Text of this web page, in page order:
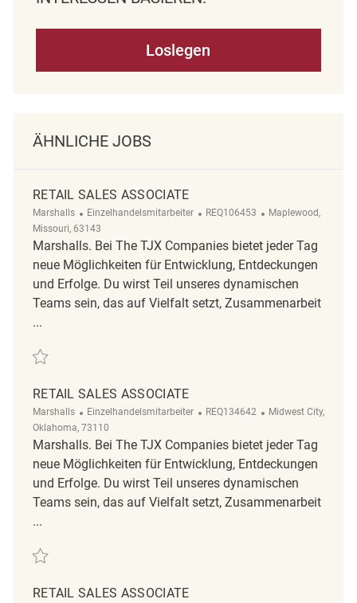
Loslegen
ÄHNLICHE JOBS
RETAIL SALES ASSOCIATE
Marshalls Kategorie
Einzelhandelsmitarbeiter ReqId
REQ106453 Ort
Maplewood,
Missouri, 63143
Marshalls. Bei The TJX Companies bietet jeder Tag
neue Möglichkeiten für Entwicklung, Entdeckungen
und Erfolge. Du wirst Teil unseres dynamischen
Teams sein, das auf Vielfalt setzt, Zusammenarbeit
...
Retten Retail Sales Associate REQ106453
RETAIL SALES ASSOCIATE
Marshalls Kategorie
Einzelhandelsmitarbeiter ReqId
REQ134642 Ort
Midwest City,
Oklahoma, 73110
Marshalls. Bei The TJX Companies bietet jeder Tag
neue Möglichkeiten für Entwicklung, Entdeckungen
und Erfolge. Du wirst Teil unseres dynamischen
Teams sein, das auf Vielfalt setzt, Zusammenarbeit
...
Retten Retail Sales Associate REQ134642
RETAIL SALES ASSOCIATE